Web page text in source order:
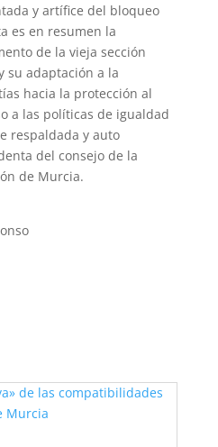
y artífice del bloqueo
es en resumen la
de la vieja sección
su adaptación a la
hacia la protección al
a las políticas de igualdad
respaldada y auto
del consejo de la
de Murcia.